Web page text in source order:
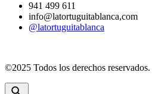
941 499 611
info@latortuguitablanca,com
@latortuguitablanca
©2025 Todos los derechos reservados.